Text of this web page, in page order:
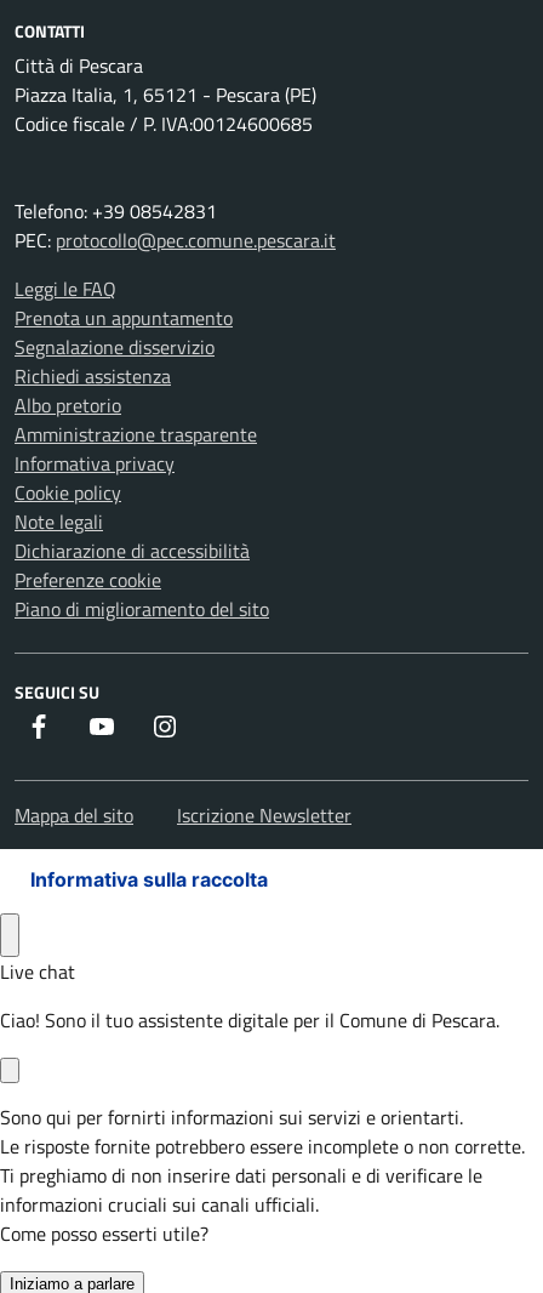
CONTATTI
Città di Pescara
Piazza Italia, 1, 65121 - Pescara (PE)
Codice fiscale / P. IVA:00124600685
Telefono: +39 08542831
PEC: protocollo@pec.comune.pescara.it
Leggi le FAQ
Prenota un appuntamento
Segnalazione disservizio
Richiedi assistenza
Albo pretorio
Amministrazione trasparente
Informativa privacy
Cookie policy
Note legali
Dichiarazione di accessibilità
Preferenze cookie
Piano di miglioramento del sito
SEGUICI SU
Facebook Youtube
Mappa del sito Iscrizione Newsletter
Informativa sulla raccolta